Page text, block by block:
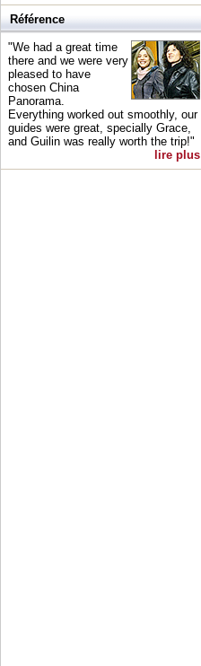
Référence
"We had a great time
there and we were very
pleased to have
chosen China
Panorama.
Everything worked out smoothly, our
guides were great, specially Grace,
and Guilin was really worth the trip!"
lire plus